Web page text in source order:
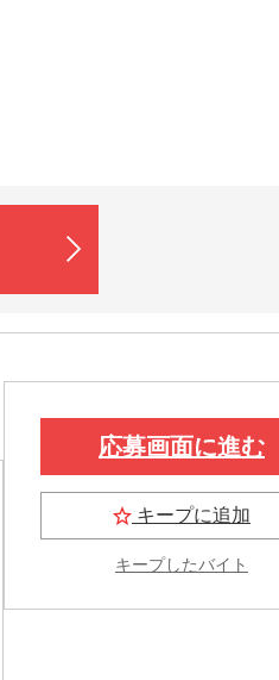
応募画面に進む
キープに追加
キープしたバイト